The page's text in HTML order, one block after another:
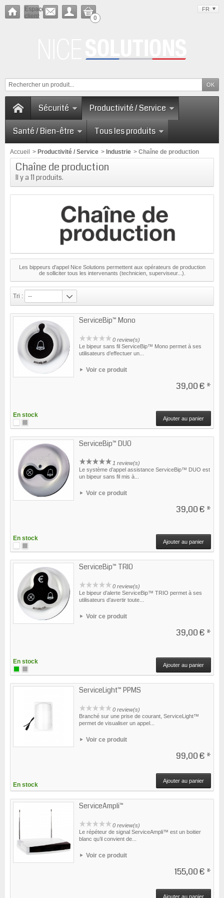
Espace
client
FR
0
Sécurité
Productivité / Service
Santé / Bien-être
Tous les produits
Accueil > Productivité / Service > Industrie > Chaîne de production
Chaîne de production
Il y a 11 produits.
Les bippeurs d'appel Nice Solutions permettent aux opérateurs de production
de solliciter tous les intervenants (technicien, superviseur...).
Tri : --
ServiceBip™ Mono
0 review(s)
Le bipeur sans fil ServiceBip™ Mono permet à ses
utilisateurs d’effectuer un...
Voir ce produit
39,00 € *
En stock Ajouter au panier
ServiceBip™ DUO
1 review(s)
Le système d’appel assistance ServiceBip™ DUO est
un bipeur sans fil mis à...
Voir ce produit
39,00 € *
En stock Ajouter au panier
ServiceBip™ TRIO
0 review(s)
Le bipeur d’alerte ServiceBip™ TRIO permet à ses
utilisateurs d’avertir toute...
Voir ce produit
39,00 € *
En stock Ajouter au panier
ServiceLight™ PPMS
0 review(s)
Branché sur une prise de courant, ServiceLight™
permet de visualiser un appel...
Voir ce produit
99,00 € *
En stock
Ajouter au panier
ServiceAmpli™
0 review(s)
Le répéteur de signal ServiceAmpli™ est un boitier
blanc qu’il convient de...
Voir ce produit
155,00 € *
Ajouter au panier